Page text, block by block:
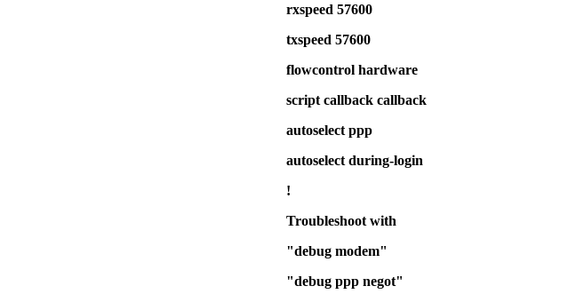
rxspeed 57600
txspeed 57600
flowcontrol hardware
script callback callback
autoselect ppp
autoselect during-login
!
Troubleshoot with
"debug modem"
"debug ppp negot"